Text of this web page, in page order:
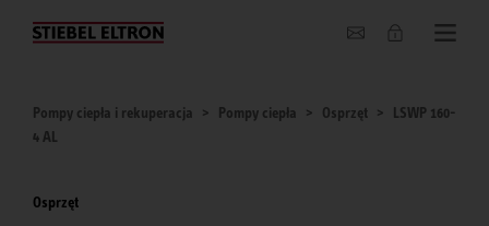
O nas
Pompy ciepła i rekuperacja Pompy ciepła Osprzęt
LSWP 160-
4 AL
Osprzęt